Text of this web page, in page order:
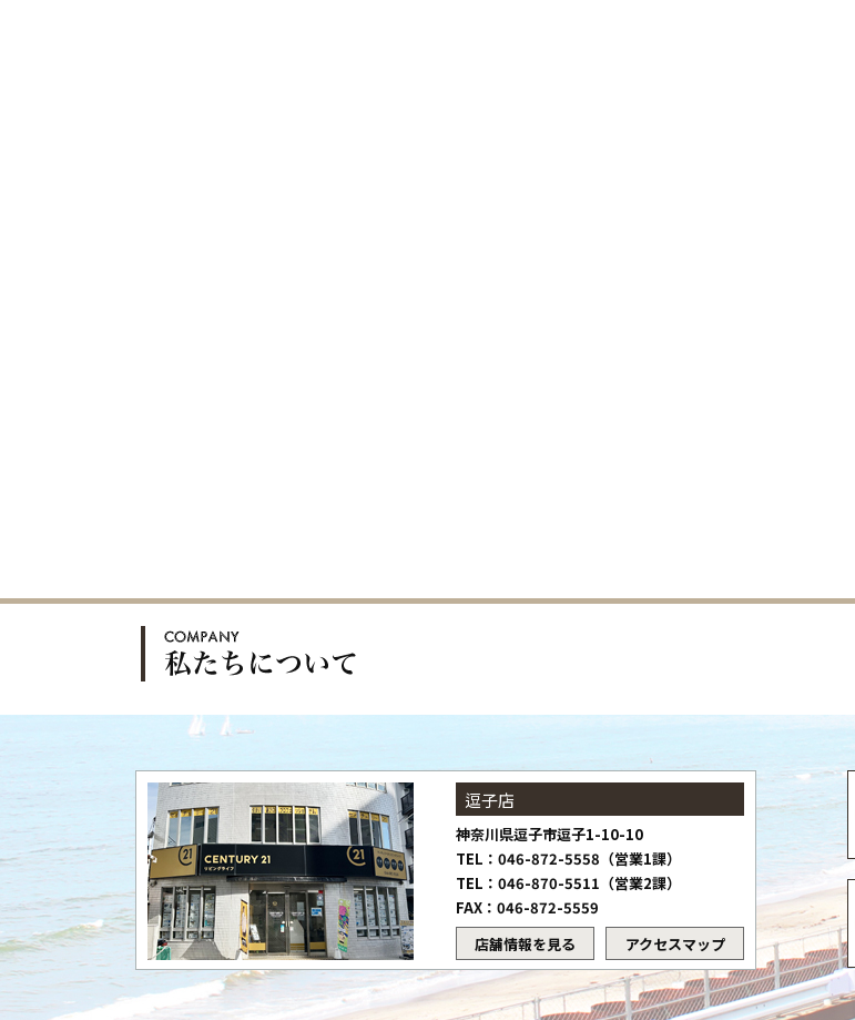
逗子店
神奈川県逗子市逗子1-10-10
TEL：046-872-5558（営業1課）
TEL：046-870-5511（営業2課）
FAX：046-872-5559
店舗情報を見る
アクセスマップ